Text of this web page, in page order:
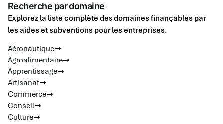
Recherche par domaine
Explorez la liste complète des domaines finançables par
les aides et subventions pour les entreprises.
Aéronautique
Agroalimentaire
Apprentissage
Artisanat
Commerce
Conseil
Culture